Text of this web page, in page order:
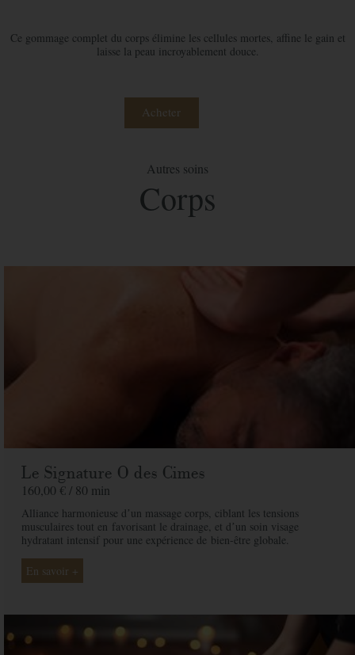
Ce gommage complet du corps élimine les cellules mortes, affine le gain et
laisse la peau incroyablement douce.
Acheter
Commander votre bon cadeau
Adresse de facturation
*
Prénom*
Téléphone*
Adresse
Autres soins
Corps
Le Signature O des Cimes
160,00 € / 80 min
Alliance harmonieuse dʼun massage corps, ciblant les tensions
musculaires tout en favorisant le drainage, et dʼun soin visage
hydratant intensif pour une expérience de bien-être globale.
En savoir +